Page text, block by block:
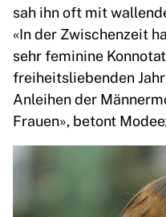
sah ihn oft mit
«In der Zwischenzeit
sehr feminine
freiheitsliebenden
Anleihen der
Frauen», betont